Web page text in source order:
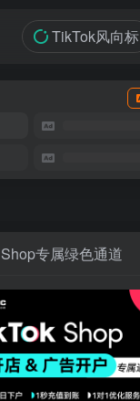
TikTok风向标
专属绿色通道